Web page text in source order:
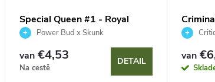
Special Queen #1 - Royal
Queen Seeds
Power Bud x Skunk
van €4,53
Na cestě
DETAIL van